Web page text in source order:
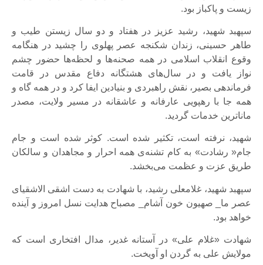
زیست و پاکباز بود.
سپهبد شهید، رشید عزیز در هفتاد و دو سال زیستن طیب و
طاهر حسینی، زندان شکنجه عصر پهلوی را چشید در هنگامه
وقوع انقلاب اسلامی در همه صحنه‌ها و لحظه‌ها حضور چشم
نواز یافت و در سال‌های هشتگانه دفاع مقدس در قامت
فرماندهی بصیر، نقش راهبردی و بنیادین ایفا کرد و در همه گاه و
همه جا با رهپویی عارفانه و عاشقانه در مسیر ولایت، مصدر
ماناترین خدمات گردید.
شهید، نرفته است، تکثیر شده است. کوثر شده است و جام
جام« رشادت» به کام تشنه‌ی همه احرار و مجاهدان و سالکان
طریق عزت و عظمت می‌بخشد.
سپهبد شهید، غلامعلی رشید، با شهادت به دست اشقی الاشقیای
عصر ما_ صهیون خون آشام_ مصباح هدایت نسل امروز و آینده
خواهد بود.
شهادت «غلام علی» در آستانه غدیر، مدال افتخاری است که
مولایش علی به گردن او آویخت.